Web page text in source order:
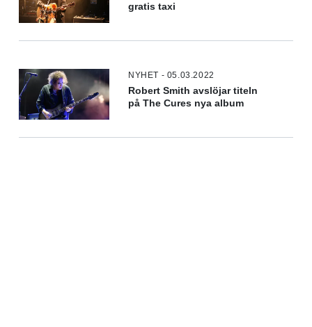
gratis taxi
NYHET - 05.03.2022
Robert Smith avslöjar titeln
på The Cures nya album